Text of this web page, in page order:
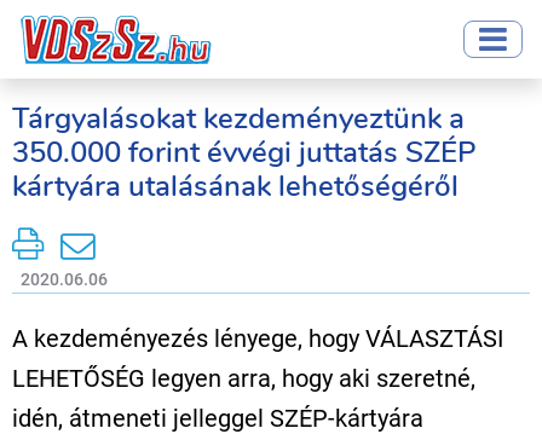
Tárgyalásokat kezdeményeztünk a
350.000 forint évvégi juttatás SZÉP
kártyára utalásának lehetőségéről
2020.06.06
A kezdeményezés lényege, hogy VÁLASZTÁSI
LEHETŐSÉG legyen arra, hogy aki szeretné,
idén, átmeneti jelleggel SZÉP-kártyára